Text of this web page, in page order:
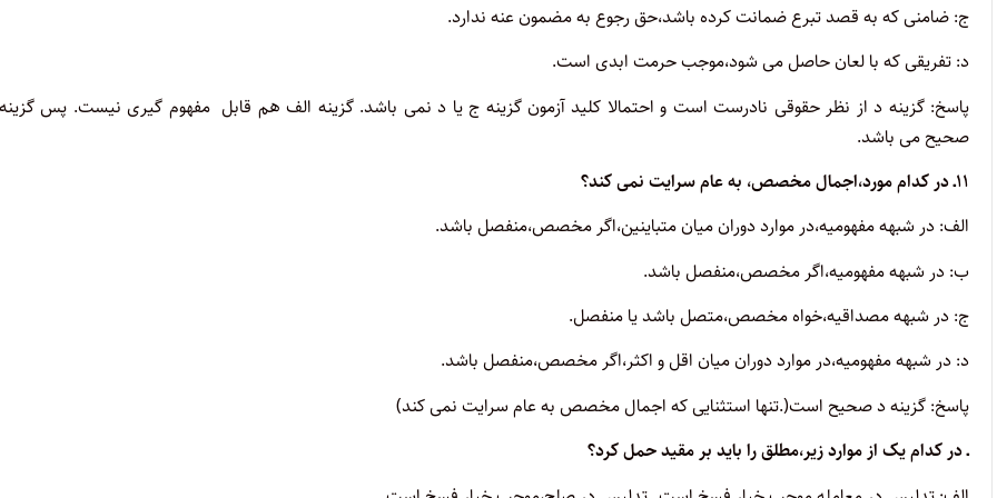
ج: ضامنی که به قصد تبرع ضمانت کرده باشد،حق رجوع به مضمون عنه ندارد.
د: تفریقی که با لعان حاصل می شود،موجب حرمت ابدی است.
پاسخ: گزینه د از نظر حقوقی نادرست است و احتمالا کلید آزمون گزینه ج یا د نمی باشد.گزینه الف هم قابل مفهوم گیری نیست. پس
صحیح می باشد.
۱۱ـ در کدام مورد،اجمال مخصص، به عام سرایت نمی کند؟
الف: در شبهه مفهومیه،در موارد دوران میان متباینین،اگر مخصص،منفصل باشد.
ب: در شبهه مفهومیه،اگر مخصص،منفصل باشد.
ج: در شبهه مصداقیه،خواه مخصص،متصل باشد یا منفصل.
د: در شبهه مفهومیه،در موارد دوران میان اقل و اکثر،اگر مخصص،منفصل باشد.
پاسخ: گزینه د صحیح است(.تنها استثنایی که اجمال مخصص به عام سرایت نمی کند)
ـ در کدام یک از موارد زیر،مطلق را باید بر مقید حمل کرد؟